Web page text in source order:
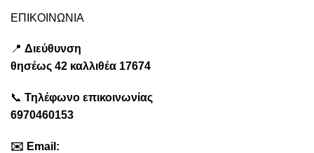
ΕΠΙΚΟΙΝΩΝΙΑ
📍 Διεύθυνση
θησέως 42 καλλιθέα 17674
📞 Τηλέφωνο επικοινωνίας
6970460153
✉️ Emai l: